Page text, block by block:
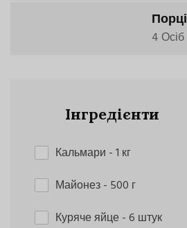
4 Осіб
Інгредієнти
Кальмари - 1 кг
Майонез- 500 г
Куряче яйце- 6 штук